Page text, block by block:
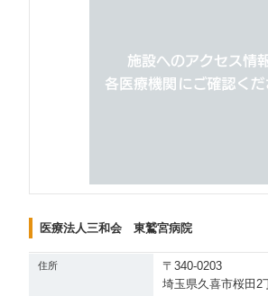
医療法人三和会 東鷲宮病院
住所
〒340-0203
埼玉県久喜市桜田2